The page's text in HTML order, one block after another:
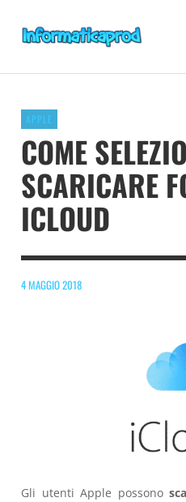
APPLE
COME
SCARICARE
ICLOUD
4 MAGGIO 2018
Gli utenti Apple possono